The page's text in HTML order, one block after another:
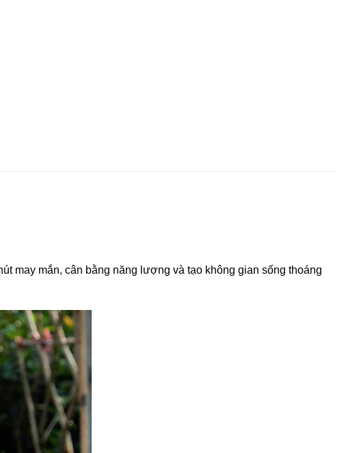
may mắn, cân bằng năng lượng và tạo không gian sống thoáng